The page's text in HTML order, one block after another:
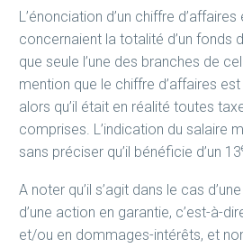
L’énonciation d’un chiffre d’affaires
concernaient la totalité d’un fonds
que seule l’une des branches de
mention que le chiffre d’affaires
alors qu’il était en réalité toutes
comprises. L’indication du salaire
sans préciser qu’il bénéficie d’un 13
A noter qu’il s’agit dans le cas
d’une action en garantie, c’est-à-
et/ou en dommages-intérêts, et